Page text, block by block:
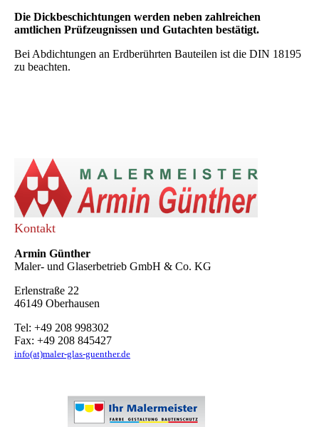
Die Dickbeschichtungen werden neben zahlreichen
amtlichen Prüfzeugnissen und Gutachten bestätigt.
Bei Abdichtungen an Erdberührten Bauteilen ist die DIN 18195
zu beachten.
Kontakt
Armin Günther
Maler- und Glaserbetrieb GmbH & Co. KG
Erlenstraße 22
46149 Oberhausen
Tel: +49 208 998302
Fax: +49 208 845427
info(at)maler-glas-guenther.de